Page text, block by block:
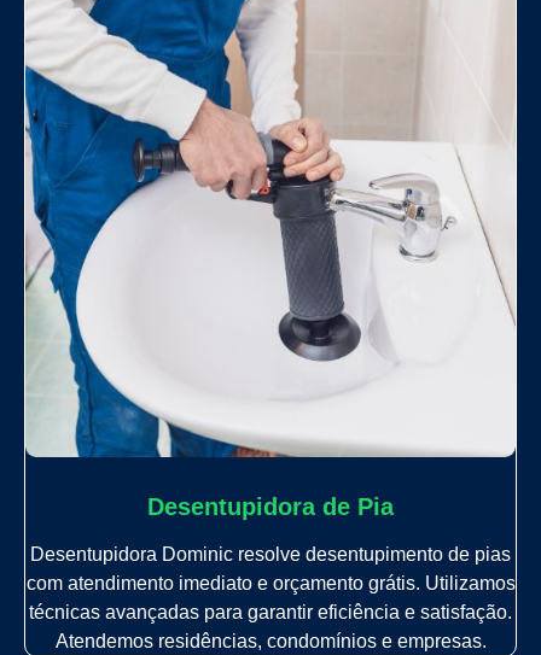
Desentupidora de Pia
Desentupidora Dominic resolve desentupimento de pias
com atendimento imediato e orçamento grátis. Utilizamos
técnicas avançadas para garantir eficiência e satisfação.
Atendemos residências, condomínios e empresas.